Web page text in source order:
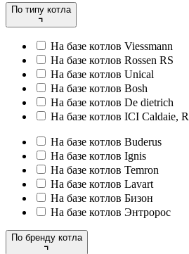
По типу котла
На базе котлов Viessmann
На базе котлов Rossen RS
На базе котлов Unical
На базе котлов Bosh
На базе котлов De dietrich
На базе котлов ICI Caldaie,
На базе котлов Buderus
На базе котлов Ignis
На базе котлов Temron
На базе котлов Lavart
На базе котлов Бизон
На базе котлов Энтророс
По бренду котла